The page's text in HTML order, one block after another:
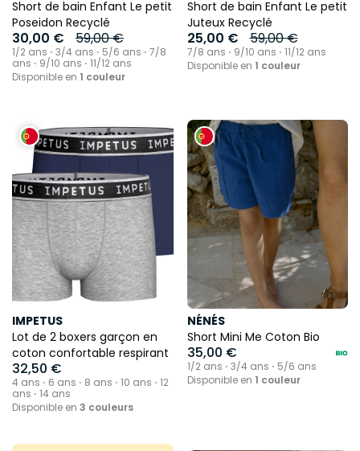
Short de bain Enfant Le petit
Poseidon Recyclé
30,00 € 59,00 €
1/2 ans ⋅ 3/4 ans ⋅ 5/6 ans ⋅ 7/8
ans ⋅ 9/10 ans ⋅ 11/12 ans
Disponible en 1 couleur
Short de bain Enfant Le petit
Juteux Recyclé
25,00 € 59,00 €
7/8 ans ⋅ 9/10 ans ⋅ 11/12 ans
Disponible en 1 couleur
IMPETUS
Lot de 2 boxers garçon en
coton confortable respirant
32,50 €
4 ans ⋅ 6 ans ⋅ 8 ans ⋅ 10 ans ⋅ 12
ans ⋅ 14 ans
Disponible en 3 couleurs
NÉNÉS
Short Mini Me Coton Bio
35,00 €
1/2 ans ⋅ 3/4 ans ⋅ 5/6 ans
Disponible en 1 couleur